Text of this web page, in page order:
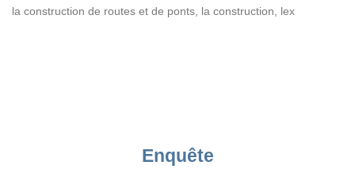
la construction de routes et de ponts, la construction, lex
Enquête